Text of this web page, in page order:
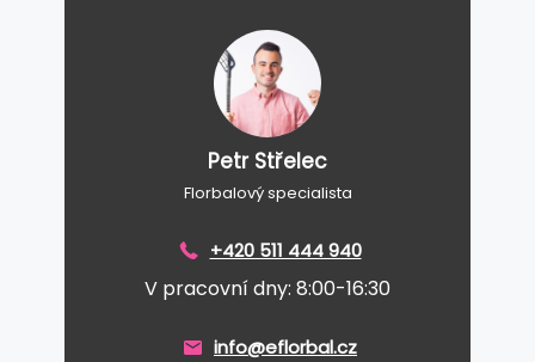
Petr Střelec
Florbalový specialista
+420 511 444 940
V pracovní dny: 8:00-16:30
info@eflorbal.cz